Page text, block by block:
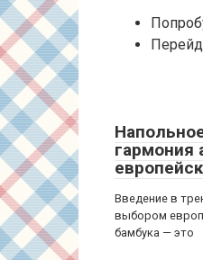
гармония
Введение в
выбором
бамбука — это